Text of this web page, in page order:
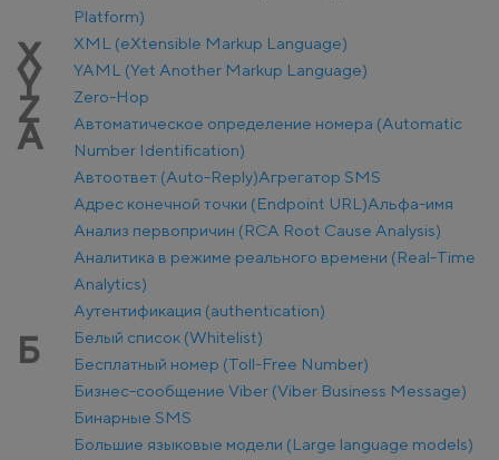
Platform)
X XML (eXtensible Markup Language)
Y YAML (Yet Another Markup Language)
Z Zero-Hop
А
Автоматическое определение номера (Automatic
Number Identification)
Автоответ (Auto-Reply)Агрегатор SMS
Адрес конечной точки (Endpoint URL)Альфа-имя
Анализ первопричин (RCA Root Cause Analysis)
Аналитика в режиме реального времени (Real-Time
Analytics)
Аутентификация (authentication)
Б
Белый список (Whitelist)
Бесплатный номер (Toll-Free Number)
Бизнес-сообщение Viber (Viber Business Message)
Бинарные SMS
Большие языковые модели (Large language models)